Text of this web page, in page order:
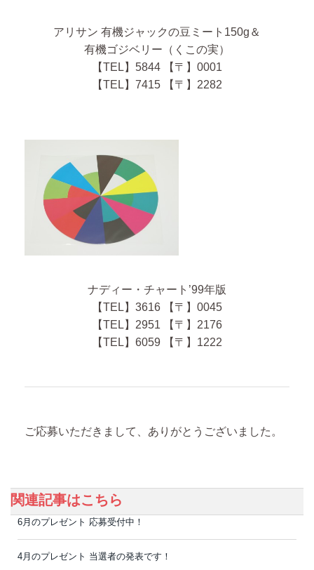
アリサン 有機ジャックの豆ミート150g＆
有機ゴジベリー（くこの実）
【TEL】5844 【〒】0001
【TEL】7415 【〒】2282
ナディー・チャート’99年版
【TEL】3616 【〒】0045
【TEL】2951 【〒】2176
【TEL】6059 【〒】1222
ご応募いただきまして、ありがとうございました。
関連記事はこちら
6月のプレゼント 応募受付中！
4月のプレゼント 当選者の発表です！